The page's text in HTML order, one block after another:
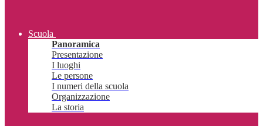
Scuola
Panoramica
Presentazione
I luoghi
Le persone
I numeri della scuola
Organizzazione
La storia